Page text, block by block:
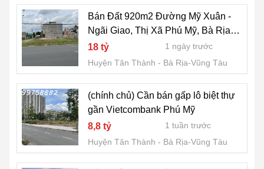
Bán Đất 920m2 Đường Mỹ Xuân -
Ngãi Giao, Thị Xã Phú Mỹ, Bà Rịa
Vũng Tàu
18 tỷ
1 ngày trước
Huyện Tân Thành
Bà Rịa-Vũng Tàu
(chính chủ) Cần bán gấp lô biệt thự
gần Vietcombank Phú Mỹ
8,8 tỷ
1 tuần trước
Huyện Tân Thành
Bà Rịa-Vũng Tàu